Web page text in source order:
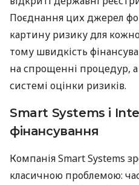
Поєднання цих джерел
картину ризику для
тому швидкість
на спрощенні процедур, а
системі оцінки ризиків.
Smart Systems і
фінансування
Компанія Smart Systems
класичною проблемою: